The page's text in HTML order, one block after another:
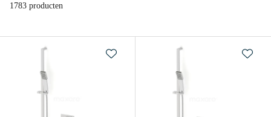
1783 producten